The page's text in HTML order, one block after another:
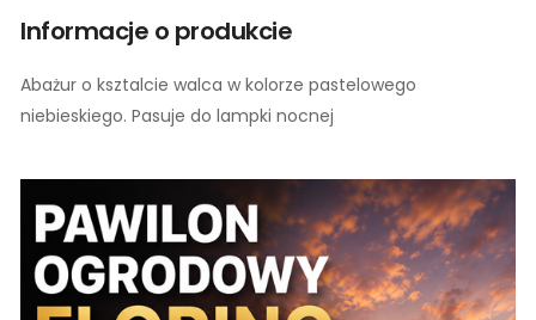
Informacje o produkcie
Abażur o ksztalcie walca w kolorze pastelowego
niebieskiego. Pasuje do lampki nocnej